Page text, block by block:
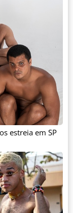
estreia em SP